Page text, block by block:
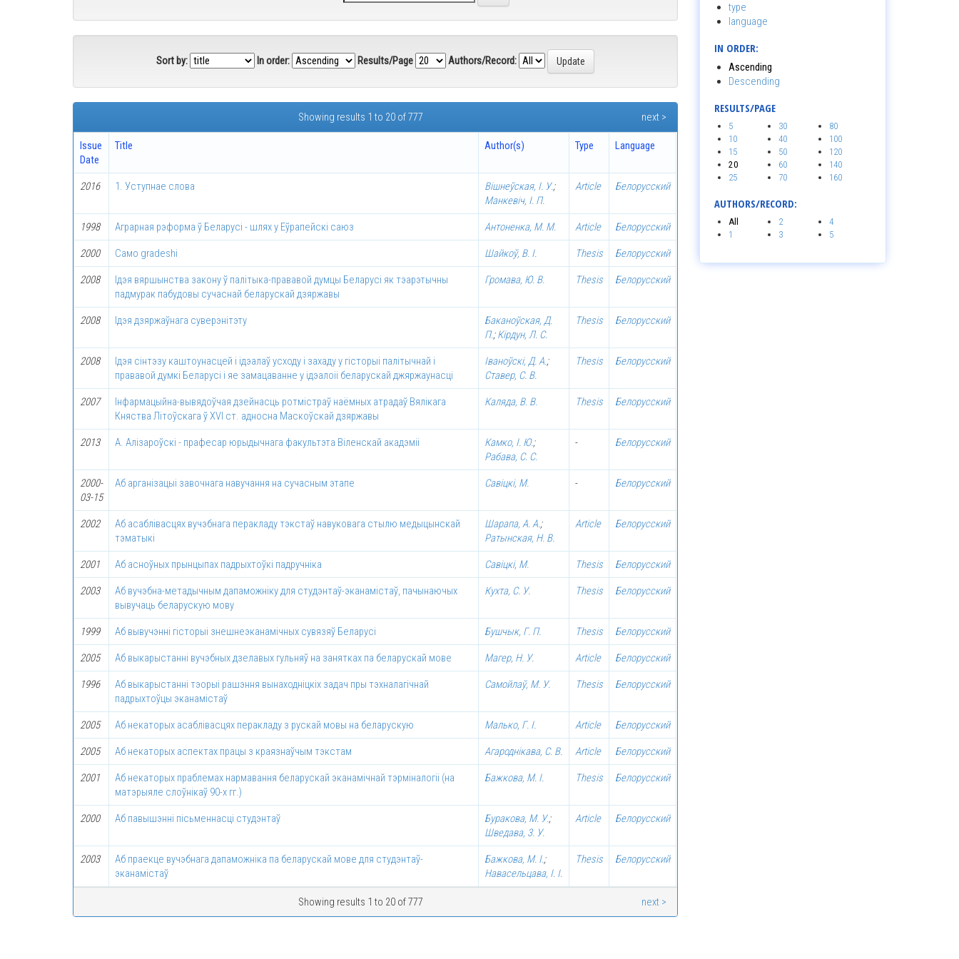
Sort by: In order: Results/Page Authors/Record:
Showing results 1 to 20 of 777 next >
Issue
Date
Title Author(s) Type Language
2016 1. Уступнае слова Вішнеўская, І. У.;
Манкевіч, І. П.
Article Белорусский
1998 Aграрная рэформа ў Беларусi - шлях у Eўрaпeйскі саюз Антоненка, М. М. Article Белорусский
2000 Caмo gradeshi Шайкоў, В. І. Thesis Белорусский
2008
Iдэя вяршынства закону ў палiтыка-прававой думцы Беларусi як тэарэтычны
падмурак пабудовы сучаснай беларускай дзяржавы
Громава, Ю. В. Thesis Белорусский
2008 Iдэя дзяржаўнага суверэнiтэту
Баканоўская, Д.
П.;Кірдун, Л. С.
Thesis Белорусский
2008
Iдэя сiнтэзу каштоунасцей і ідэалаў усходу і захаду у гісторыі палітычнай і
прававой думкі Беларусі і яе замацаванне у ідэалоіі беларускай джяржаунасцi
Іваноўскі, Д. А.;
Ставер, С. В.
Thesis Белорусский
2007
Iнфармацыйна-вывядоўчая дзейнасць ротмiстраў наёмных атрадаў Вялiкага
Княства Літоўскага ў XVI ст. адносна Маскоўскай дзяржавы
Каляда, В. В. Thesis Белорусский
2013 А. Алізароўскі - прафесар юрыдычнага факультэта Віленскай акадэміі Камко, І. Ю.;
Рабава, С. С.
- Белорусский
2000-
03-15
Аб арганізацыі завочнага навучання на сучасным этапе Савіцкі, М. - Белорусский
2002
Аб асаблiвасцях вучэбнага перакладу тэкстаў навуковага стылю медыцынскай
тэматыкi
Шарапа, А. А.;
Ратынская, Н. В.
Article Белорусский
2001 Аб асноўных прынцыпах падрыхтоўкі падручніка Савіцкі, М. Thesis Белорусский
2003
Аб вучэбна-метадычным дапаможніку для студэнтаў-эканамістаў, пачынаючых
вывучаць беларускую мову
Кухта, С. У. Thesis Белорусский
1999 Аб вывучэнні гісторыі знешнеэканамічных сувязяў Беларусі Бушчык, Г. П. Thesis Белорусский
2005 Аб выкарыстаннi вучэбных дзелавых гульняў на занятках па беларускай мове Maгep, Н. У. Article Белорусский
1996
Аб выкарыстанні тэорыі рашэння вынаходніцкіх задач пры тэхналагічнай
падрыхтоўцы эканамістаў
Самойлаў, М. У. Thesis Белорусский
2005 Аб некаторых асаблівасцях перакладу з рускай мовы на беларускую Малько, Г. І. Article Белорусский
2005 Аб некаторых аспектах працы з краязнаўчым тэкстам Агароднікава, С. В. Article Белорусский
2001
Аб некаторых праблемах нармавання беларускай эканамічнай тэрміналогіі (на
матэрыяле слоўнікаў 90-х гг.)
Бажкова, М. І. Thesis Белорусский
2000 Аб павышэнні пісьменнасці студэнтаў Буракова, М. У.;
Шведава, 3. У.
Article Белорусский
2003
Аб праекце вучэбнага дапаможніка па беларускай мове для студэнтаў-
эканамістаў
Бажкова, М. І.;
Навасельцава, І. І.
Thesis Белорусский
Showing results 1 to 20 of 777 next >
type
language
IN ORDER:
Ascending
Descending
RESULTS/PAGE
5
10
15
20
25
30
40
50
60
70
80
100
120
140
160
AUTHORS/RECORD:
All
1
2
3
4
5